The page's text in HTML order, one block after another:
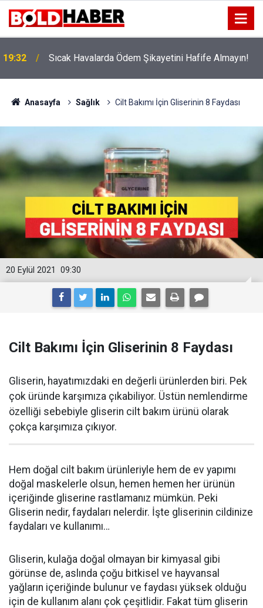
19:32 Sıcak Havalarda Ödem Şikayetini Hafife Almayın!
Anasayfa Sağlık Cilt Bakımı İçin Gliserinin 8 Faydası
09:30
20 Eylül 2021
Cilt Bakımı İçin Gliserinin 8 Faydası
Gliserin, hayatımızdaki en değerli ürünlerden biri. Pek
çok üründe karşımıza çıkabiliyor. Üstün nemlendirme
özelliği sebebiyle gliserin cilt bakım ürünü olarak
çokça karşımıza çıkıyor.
Hem doğal cilt bakım ürünleriyle hem de ev yapımı
doğal maskelerle olsun, hemen hemen her ürünün
içeriğinde gliserine rastlamanız mümkün. Peki
Gliserin nedir, faydaları nelerdir. İşte gliserinin cildinize
faydaları ve kullanımı…
Gliserin, kulağa doğal olmayan bir kimyasal gibi
görünse de, aslında çoğu bitkisel ve hayvansal
yağların içeriğinde bulunur ve faydası yüksek olduğu
için de kullanım alanı çok çeşitlidir. Fakat tüm gliserin